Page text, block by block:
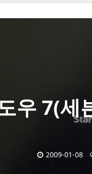
우 7(세
2009-01-08